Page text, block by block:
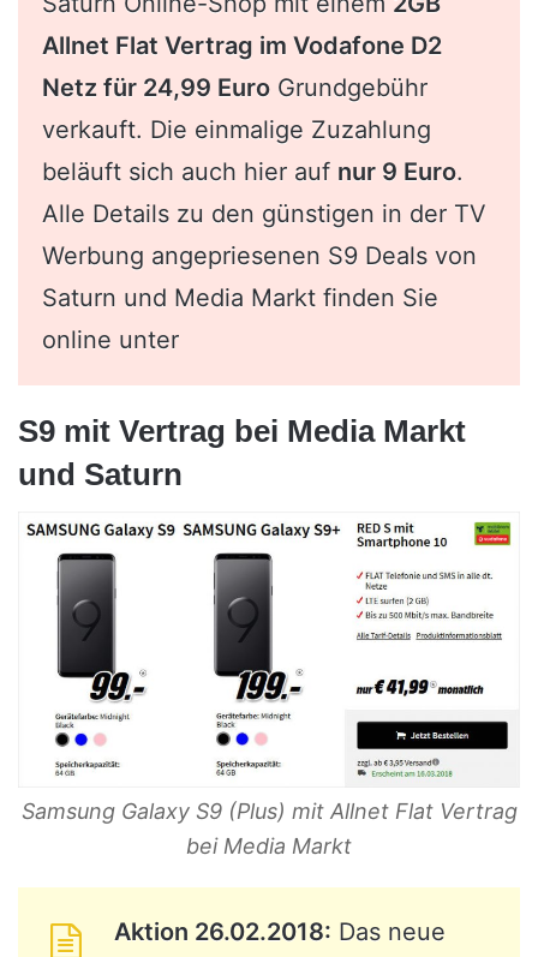
Allnet Flat Vertrag im Vodafone D2
Netz für 24,99 Euro Grundgebühr
verkauft. Die einmalige Zuzahlung
beläuft sich auch hier auf nur 9 Euro.
Alle Details zu den günstigen in der TV
Werbung angepriesenen S9 Deals von
Saturn und Media Markt finden Sie
online unter
S9 mit Vertrag bei Media Markt
und Saturn
Samsung Galaxy S9 (Plus) mit Allnet Flat Vertrag
bei Media Markt
Aktion 26.02.2018: Das neue